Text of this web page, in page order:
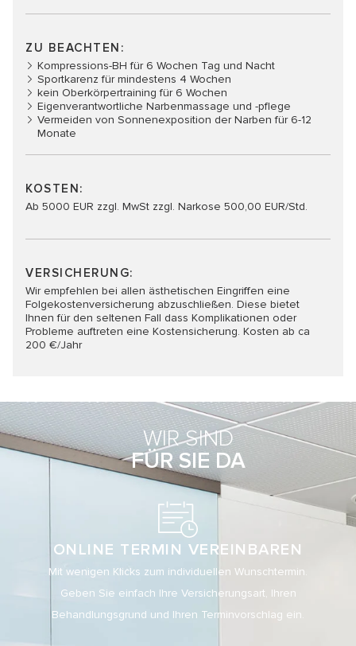
ZU BEACHTEN:
Kompressions-BH für 6 Wochen Tag und Nacht
Sportkarenz für mindestens 4 Wochen
kein Oberkörpertraining für 6 Wochen
Eigenverantwortliche Narbenmassage und -pflege
Vermeiden von Sonnenexposition der Narben für 6-12
Monate
KOSTEN:
Ab 5000 EUR zzgl. MwSt zzgl. Narkose 500,00 EUR/Std.
VERSICHERUNG:
Wir empfehlen bei allen ästhetischen Eingriffen eine
Folgekostenversicherung abzuschließen. Diese bietet
Ihnen für den seltenen Fall dass Komplikationen oder
Probleme auftreten eine Kostensicherung. Kosten ab ca
200 €/Jahr
WIR SIND
FÜR SIE DA
ONLINE TERMIN VEREINBAREN
Mit wenigen Klicks zum individuellen Wunschtermin.
Geben Sie einfach Ihre Versicherungsart, Ihren
Behandlungsgrund und Ihren Terminvorschlag ein.